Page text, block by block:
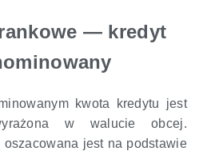
— kredyt
kwota kredytu jest
w walucie obcej.
oszacowana jest na podstawie